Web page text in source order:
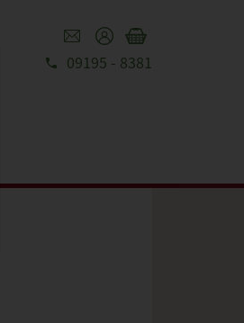
09195 - 8381